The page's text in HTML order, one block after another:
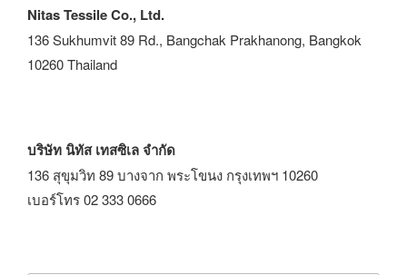
Nitas Tessile Co., Ltd.
136 Sukhumvit 89 Rd., Bangchak Prakhanong, Bangkok
10260 Thailand
บริษัท นิทัส เทสซิเล จำกัด
136 สุขุมวิท 89 บางจาก พระโขนง กรุงเทพฯ 10260
เบอร์โทร 02 333 0666